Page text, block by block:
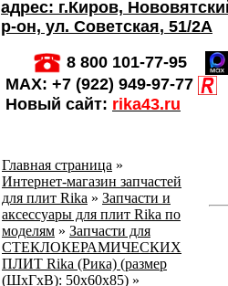
адрес: г.Киров,
р-он, ул. Советская, 51/2А
8 800 101-77-95
MAX: +7 (922) 949-97-77
Новый сайт: rika43.ru
Главная страница »
Интернет-магазин запчастей
для плит Rika » Запчасти и
аксессуары для плит Rika по
моделям » Запчасти для
СТЕКЛОКЕРАМИЧЕСКИХ
ПЛИТ Rika (Рика) (размер
(ШхГхВ): 50x60x85) »